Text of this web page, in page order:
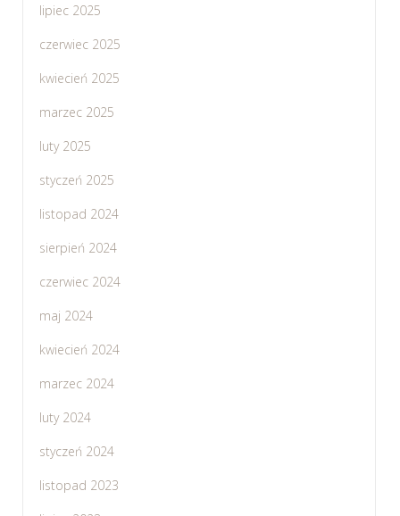
lipiec 2025
czerwiec 2025
kwiecień 2025
marzec 2025
luty 2025
styczeń 2025
listopad 2024
sierpień 2024
czerwiec 2024
maj 2024
kwiecień 2024
marzec 2024
luty 2024
styczeń 2024
listopad 2023